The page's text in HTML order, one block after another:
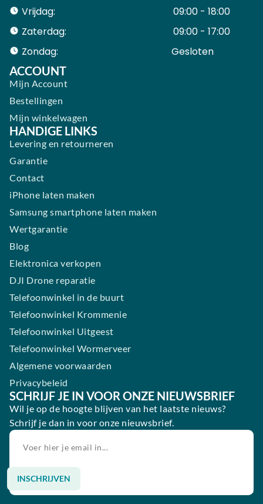
Vrijdag:
09:00 - 18:00
Zaterdag:
09:00 - 17:00
Zondag:
Gesloten ​ ​ ​ ​ ​ ​ ​
ACCOUNT
Mijn Account
Bestellingen
Mijn winkelwagen
HANDIGE LINKS
Levering en retourneren
Garantie
Contact
iPhone laten maken
Samsung smartphone laten maken
Wertgarantie
Blog
Elektronica verkopen
DJI Drone reparatie
Telefoonwinkel in de buurt
Telefoonwinkel Krommenie
Telefoonwinkel Uitgeest
Telefoonwinkel Wormerveer
Algemene voorwaarden
Privacybeleid
SCHRIJF JE IN VOOR ONZE NIEUWSBRIEF
Wil je op de hoogte blijven van het laatste nieuws?
Schrijf je dan in voor onze nieuwsbrief.
INSCHRIJVEN
Alternative: